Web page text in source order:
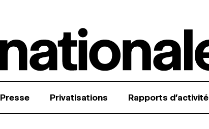
Presse Privatisations Rapports d’activité